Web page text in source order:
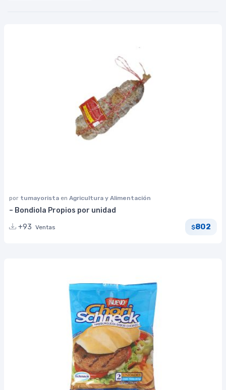
por tumayorista en Agricultura y Alimentación
– Bondiola Propios por unidad
+93 Ventas $802